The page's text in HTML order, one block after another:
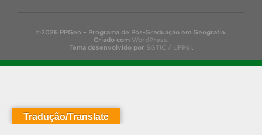
©2026 PPGeo – Programa de Pós-Graduação em Geografia.
Criado com WordPress.
Tema desenvolvido por SGTIC / UFPel.
Tradução/Translate